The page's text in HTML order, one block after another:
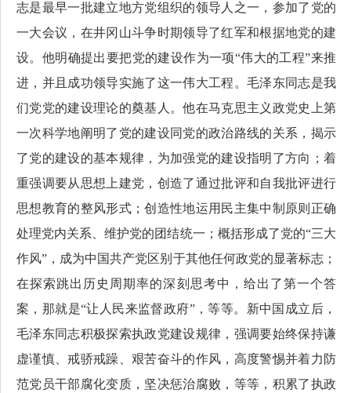
志是最早一批建立地方党组织的领导人之一，参加了党的
一大会议，在井冈山斗争时期领导了红军和根据地党的建
设。他明确提出要把党的建设作为一项“伟大的工程”来推
进，并且成功领导实施了这一伟大工程。毛泽东同志是我
们党党的建设理论的奠基人。他在马克思主义政党史上第
一次科学地阐明了党的建设同党的政治路线的关系，揭示
了党的建设的基本规律，为加强党的建设指明了方向；着
重强调要从思想上建党，创造了通过批评和自我批评进行
思想教育的整风形式；创造性地运用民主集中制原则正确
处理党内关系、维护党的团结统一；概括形成了党的“三大
作风”，成为中国共产党区别于其他任何政党的显著标志；
在探索跳出历史周期率的深刻思考中，给出了第一个答
案，那就是“让人民来监督政府”，等等。新中国成立后，
毛泽东同志积极探索执政党建设规律，强调要始终保持谦
虚谨慎、戒骄戒躁、艰苦奋斗的作风，高度警惕并着力防
范党员干部腐化变质，坚决惩治腐败，等等，积累了执政